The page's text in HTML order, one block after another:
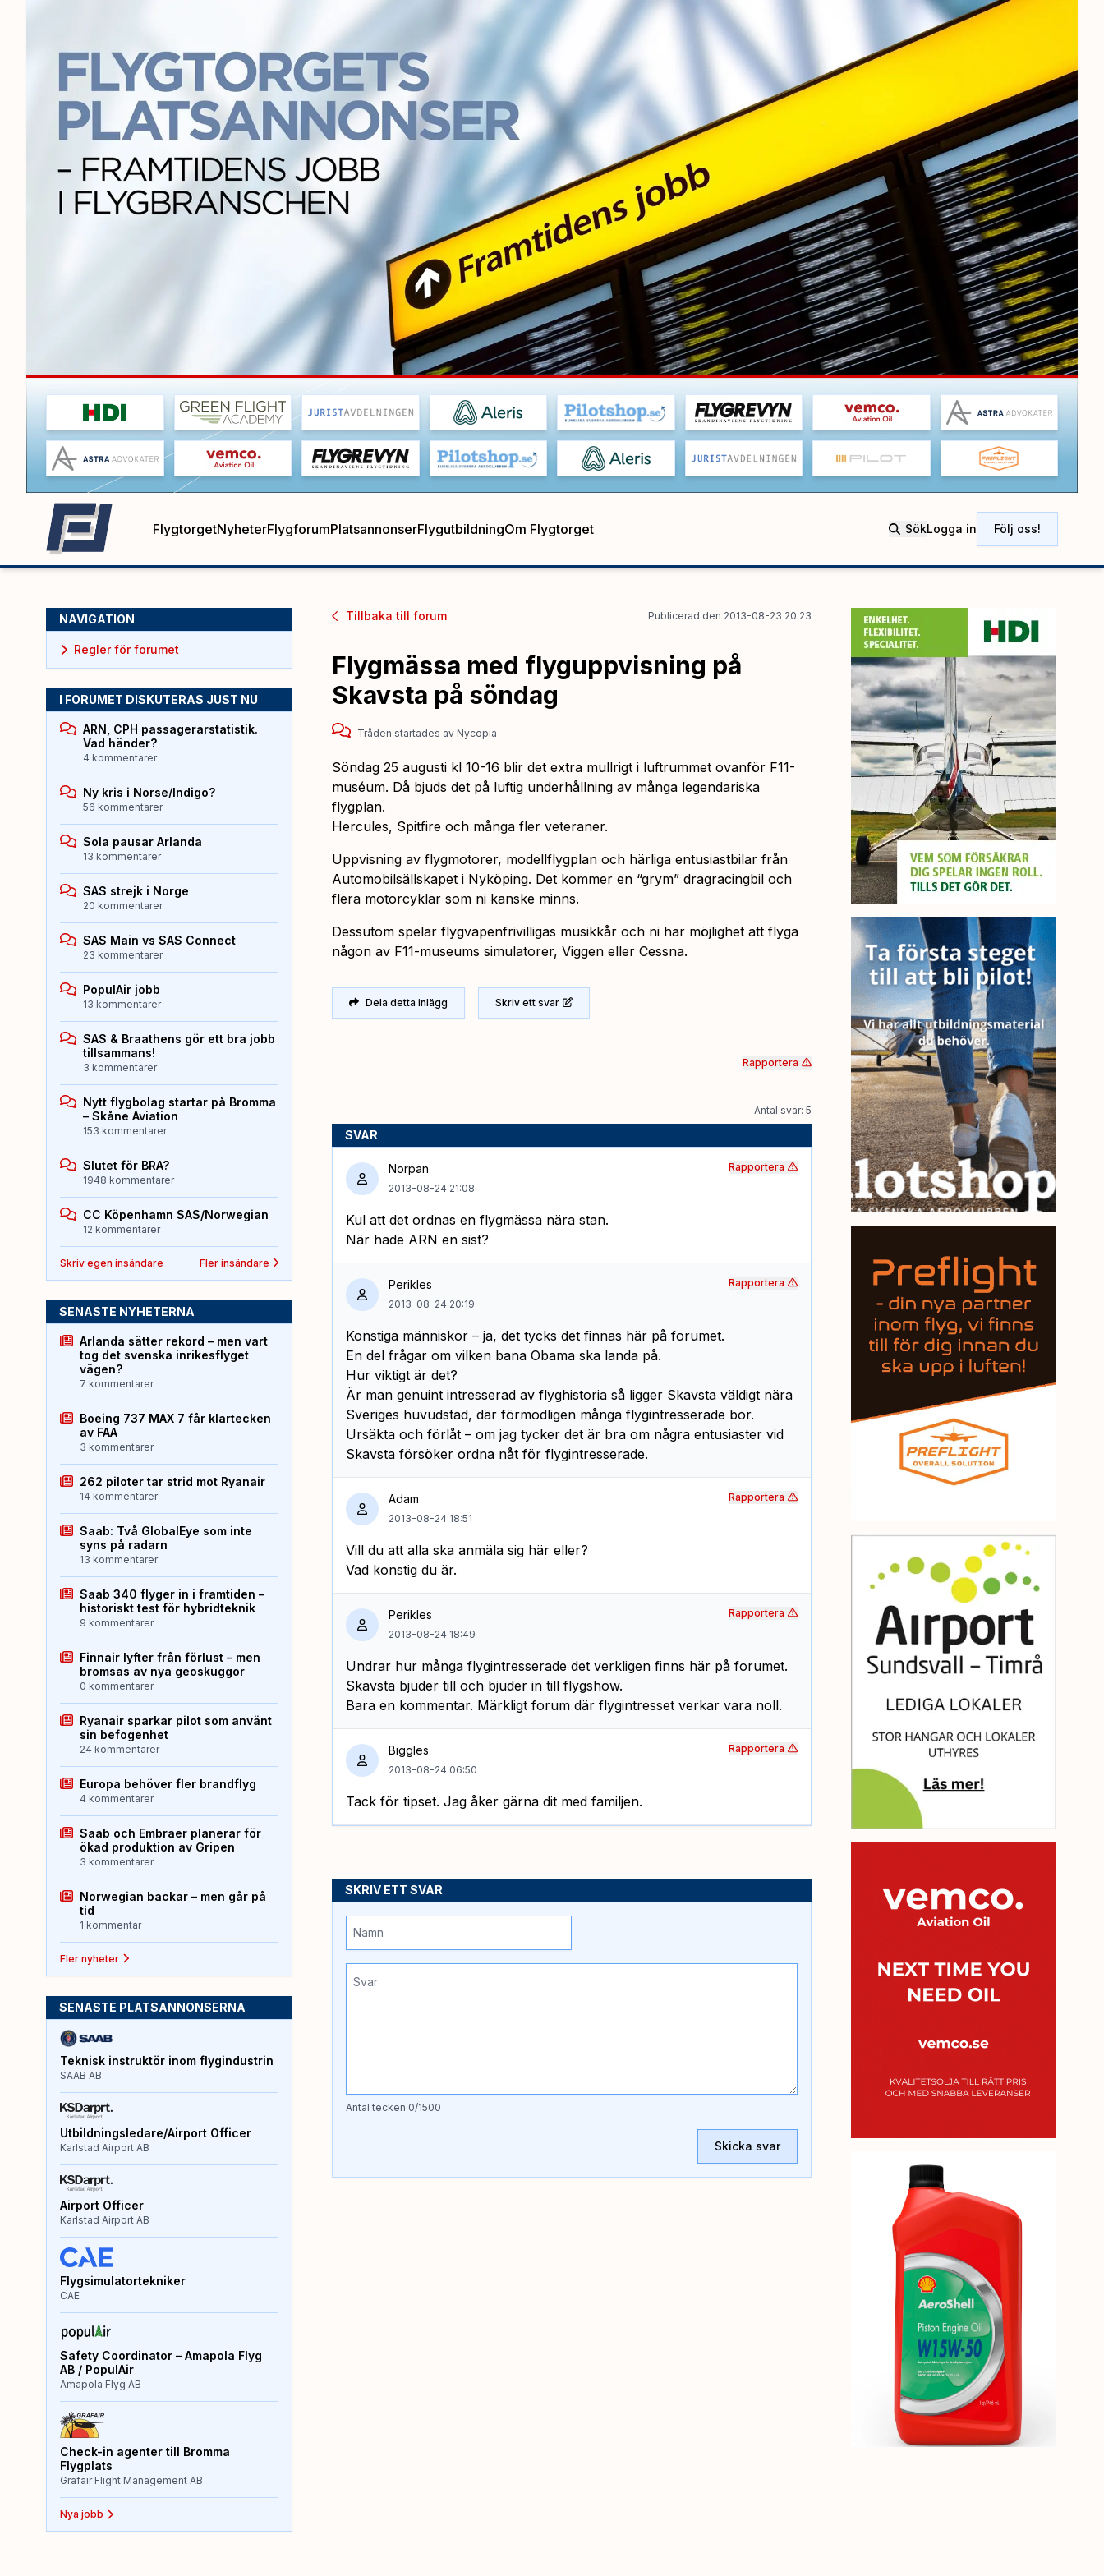
FlygtorgetNyheterFlygforumPlatsannonserFlygutbildningOm Flygtorget SökLogga in Följ oss!
Tillbaka till forum Publicerad den 2013-08-23 20:23
Flygmässa med flyguppvisning på
Skavsta på söndag
Tråden startades av Nycopia
Söndag 25 augusti kl 10-16 blir det extra mullrigt i luftrummet ovanför F11-
muséum. Då bjuds det på luftig underhållning av många legendariska
flygplan.
Hercules, Spitfire och många fler veteraner.
Uppvisning av flygmotorer, modellflygplan och härliga entusiastbilar från
Automobilsällskapet i Nyköping. Det kommer en “grym” dragracingbil och
flera motorcyklar som ni kanske minns.
Dessutom spelar flygvapenfrivilligas musikkår och ni har möjlighet att flyga
någon av F11-museums simulatorer, Viggen eller Cessna.
Dela detta inlägg Skriv ett svar
Rapportera
Antal svar: 5
SVAR
Norpan
2013-08-24 21:08
Kul att det ordnas en flygmässa nära stan.
När hade ARN en sist?
Rapportera
Perikles
2013-08-24 20:19
Konstiga människor – ja, det tycks det finnas här på forumet.
En del frågar om vilken bana Obama ska landa på.
Hur viktigt är det?
Är man genuint intresserad av flyghistoria så ligger Skavsta väldigt nära
Sveriges huvudstad, där förmodligen många flygintresserade bor.
Ursäkta och förlåt – om jag tycker det är bra om några entusiaster vid
Skavsta försöker ordna nåt för flygintresserade.
Rapportera
Adam
2013-08-24 18:51
Vill du att alla ska anmäla sig här eller?
Vad konstig du är.
Rapportera
Perikles
2013-08-24 18:49
Undrar hur många flygintresserade det verkligen finns här på forumet.
Skavsta bjuder till och bjuder in till flygshow.
Bara en kommentar. Märkligt forum där flygintresset verkar vara noll.
Rapportera
Biggles
2013-08-24 06:50
Tack för tipset. Jag åker gärna dit med familjen.
Rapportera
SKRIV ETT SVAR
Antal tecken 0/1500
Skicka svar
NAVIGATION
Regler för forumet
I FORUMET DISKUTERAS JUST NU
ARN, CPH passagerarstatistik.
Vad händer?
4 kommentarer
Ny kris i Norse/Indigo?
56 kommentarer
Sola pausar Arlanda
13 kommentarer
SAS strejk i Norge
20 kommentarer
SAS Main vs SAS Connect
23 kommentarer
PopulAir jobb
13 kommentarer
SAS & Braathens gör ett bra jobb
tillsammans!
3 kommentarer
Nytt flygbolag startar på Bromma
– Skåne Aviation
153 kommentarer
Slutet för BRA?
1948 kommentarer
CC Köpenhamn SAS/Norwegian
12 kommentarer
Skriv egen insändare Fler insändare
SENASTE NYHETERNA
Arlanda sätter rekord – men vart
tog det svenska inrikesflyget
vägen?
7 kommentarer
Boeing 737 MAX 7 får klartecken
av FAA
3 kommentarer
262 piloter tar strid mot Ryanair
14 kommentarer
Saab: Två GlobalEye som inte
syns på radarn
13 kommentarer
Saab 340 flyger in i framtiden –
historiskt test för hybridteknik
9 kommentarer
Finnair lyfter från förlust – men
bromsas av nya geoskuggor
0 kommentarer
Ryanair sparkar pilot som använt
sin befogenhet
24 kommentarer
Europa behöver fler brandflyg
4 kommentarer
Saab och Embraer planerar för
ökad produktion av Gripen
3 kommentarer
Norwegian backar – men går på
tid
1 kommentar
Fler nyheter
SENASTE PLATSANNONSERNA
Teknisk instruktör inom flygindustrin
SAAB AB
Utbildningsledare/Airport Officer
Karlstad Airport AB
Airport Officer
Karlstad Airport AB
Flygsimulatortekniker
CAE
Safety Coordinator – Amapola Flyg
AB / PopulAir
Amapola Flyg AB
Check-in agenter till Bromma
Flygplats
Grafair Flight Management AB
Nya jobb